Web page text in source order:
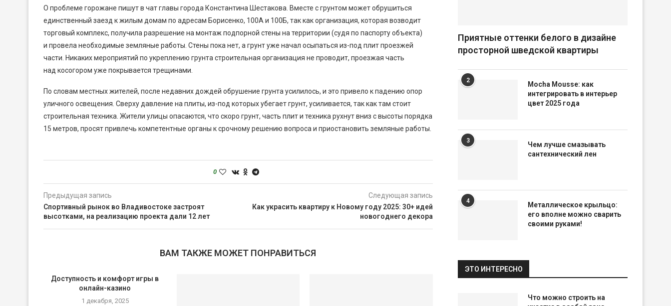
О проблеме горожане пишут в чат главы города Константина Шестакова. Вместе с грунтом может обрушиться
единственный заезд к жилым домам по адресам Борисенко, 100А и 100Б, так как организация, которая возводит
торговый комплекс, получила разрешение на монтаж подпорной стены на территории (судя по паспорту объекта)
и провела необходимые земляные работы. Стены пока нет, а грунт уже начал осыпаться из-под плит проезжей
части. Никаких мероприятий по укреплению грунта строительная организация не проводит, проезжая часть
над косогором уже покрывается трещинами.
По словам местных жителей, после недавних дождей обрушение грунта усилилось, и это привело к падению опор
уличного освещения. Сверху давление на плиты, из-под которых убегает грунт, усиливается, так как там стоит
строительная техника. Жители улицы опасаются, что скоро грунт, часть плит и техника рухнут вниз с высоты порядка
15 метров, просят привлечь компетентные органы к срочному решению вопроса и приостановить земляные работы.
0
Предыдущая запись
Спортивный рынок во Владивостоке застроят
высотками, на реализацию проекта дали 12 лет
Следующая запись
Как украсить квартиру к Новому году 2025: 30+ идей
новогоднего декора
ВАМ ТАКЖЕ МОЖЕТ ПОНРАВИТЬСЯ
Доступность и комфорт игры в
онлайн-казино
1 декабря, 2025
Приятные оттенки белого в дизайне
просторной шведской квартиры
2
Mocha Mousse: как
интегрировать в интерьер
цвет 2025 года
3
Чем лучше смазывать
сантехнический лен
4
Металлическое крыльцо:
его вполне можно сварить
своими руками!
ЭТО ИНТЕРЕСНО
Что можно строить на